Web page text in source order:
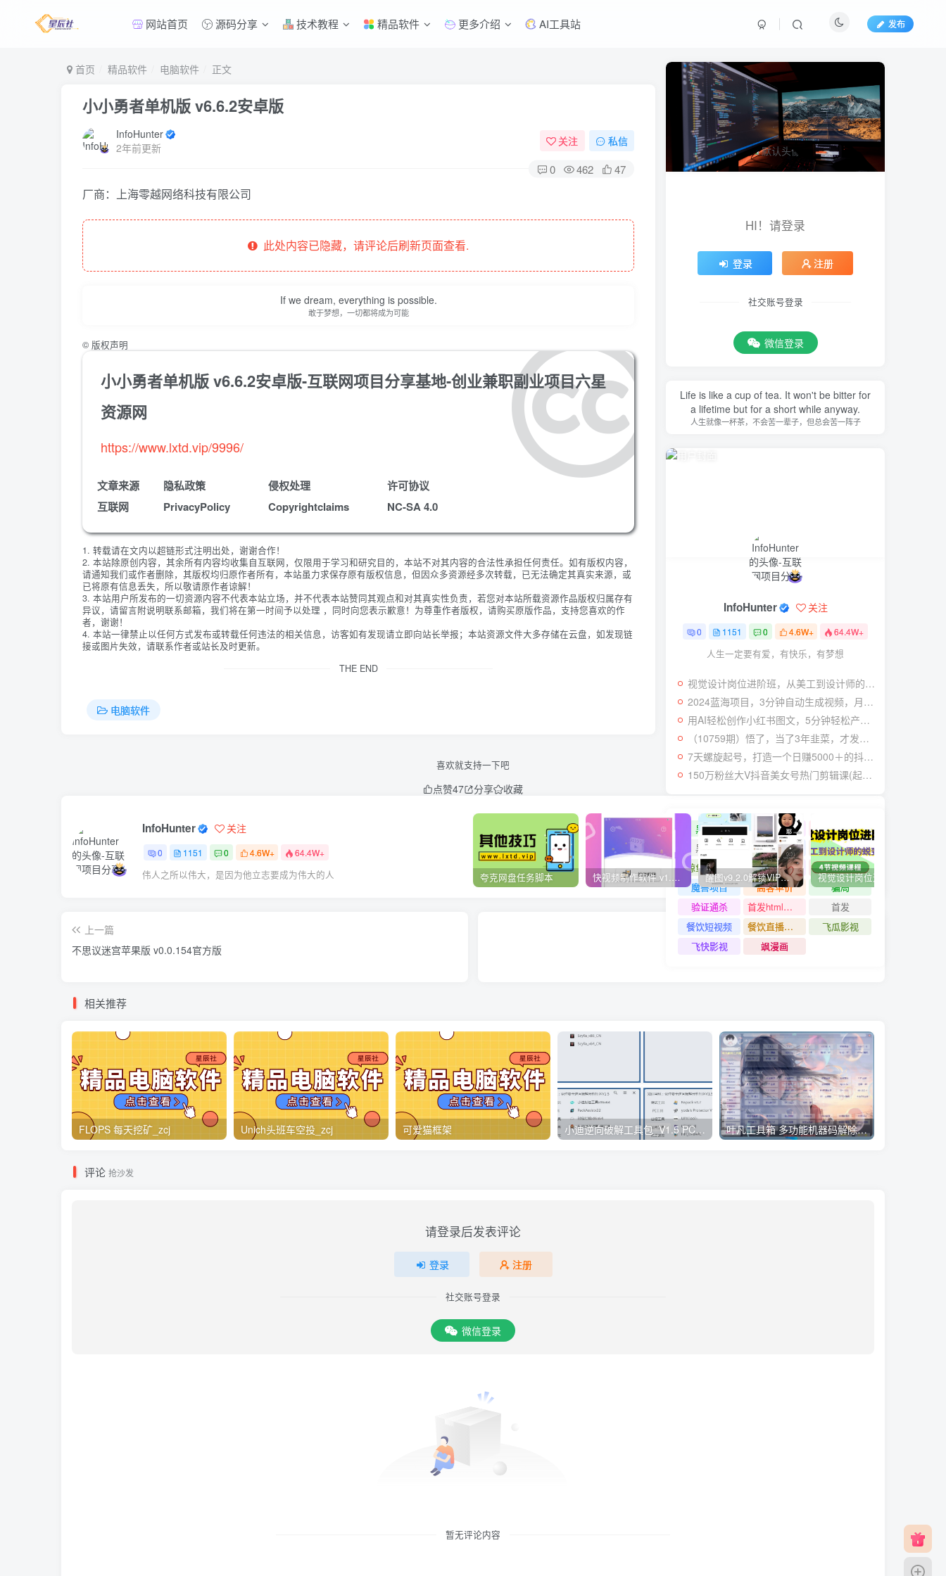
网站首页 源码分享 技术教程 精品软件 更多介绍 AI工具站 发布
首页 精品软件 电脑软件 正文
小小勇者单机版 v6.6.2安卓版
InfoHunter
2年前更新
关注 私信
0 462 47
厂商： 上海零越网络科技有限公司
此处内容已隐藏，请评论后刷新页面查看.
If we dream, everything is possible.
敢于梦想，一切都将成为可能
© 版权声明
小小勇者单机版 v6.6.2安卓版-互联网项目分享基地-创业兼职副业项目六星
资源网
https://www.lxtd.vip/9996/
文章来源
互联网
隐私政策
PrivacyPolicy
侵权处理
Copyrightclaims
许可协议
NC-SA 4.0
1. 转载请在文内以超链形式注明出处，谢谢合作！
2. 本站除原创内容，其余所有内容均收集自互联网，仅限用于学习和研究目的，本站不对其内容的合法性承担任何责任。如有版权内容，
请通知我们或作者删除，其版权均归原作者所有，本站虽力求保存原有版权信息，但因众多资源经多次转载，已无法确定其真实来源，或
已将原有信息丢失，所以敬请原作者谅解！
3. 本站用户所发布的一切资源内容不代表本站立场，并不代表本站赞同其观点和对其真实性负责，若您对本站所载资源作品版权归属存有
异议，请留言附说明联系邮箱，我们将在第一时间予以处理 ，同时向您表示歉意！为尊重作者版权，请购买原版作品，支持您喜欢的作
者，谢谢！
4. 本站一律禁止以任何方式发布或转载任何违法的相关信息，访客如有发现请立即向站长举报；本站资源文件大多存储在云盘，如发现链
接或图片失效，请联系作者或站长及时更新。
THE END
电脑软件
喜欢就支持一下吧
点赞47 分享 收藏
InfoHunter 关注
0 1151 0 4.6W+ 64.4W+
伟人之所以伟大，是因为他立志要成为伟大的人 夸克网盘任务脚本 快视频制作软件 v1.1.1安卓版 醒图v9.2.0解锁VIP版_滤镜、模板免费使用
上一篇
不思议迷宫苹果版 v0.0.154官方版
下一篇
潮生活发票助手 v4.1.0.1官方版
相关推荐
FLOPS 每天挖矿_zcj Unich头班车空投_zcj 可爱猫框架 小迪逆向破解工具包_V1.5 PC绿色版 叶凡工具箱 多功能机器码解除工具包_V1.68 PC高级版
评论 抢沙发
请登录后发表评论
登录 注册
社交账号登录
微信登录
暂无评论内容
HI！请登录
登录 注册
社交账号登录
微信登录
Life is like a cup of tea. It won't be bitter for
a lifetime but for a short while anyway.
人生就像一杯茶，不会苦一辈子，但总会苦一阵子
InfoHunter 关注
0 1151 0 4.6W+ 64.4W+
人生一定要有爱，有快乐，有梦想
视觉设计岗位进阶班，从美工到设计师的蜕变（4节视频课程）
2024蓝海项目，3分钟自动生成视频，月入过万
用AI轻松创作小红书图文，5分钟轻松产出300条小红书爆款笔记！
（10759期）悟了，当了3年韭菜，才发现网赚圈年赚100万的核心是卖项目，含泪分享！
7天螺旋起号，打造一个日赚5000＋的抖音壁纸号（价值688）
150万粉丝大V抖音美女号热门剪辑课(起号 过原创 素材来源 无人直播 变现)
黑科技 黑白弹幕
黑灰产业链
黑核AI
黑屏撸礼物撸门票
麦片好剧
鲸鱼短视频
鲨鱼动漫
魔豆助手
魔兽项目
高客单价
骗局
验证通杀
首发html小霸王游戏网站搭建项目
首发
餐饮短视频
餐饮直播引流
飞瓜影视
飞快影视
飒漫画